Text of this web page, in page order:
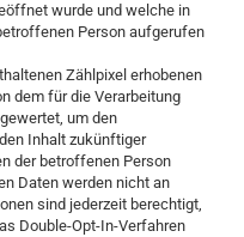
wurde und welche in
Person aufgerufen
Zählpixel erhobenen
dem für die Verarbeitung
um den
Inhalt zukünftiger
der betroffenen Person
Daten werden nicht an
sind jederzeit berechtigt,
Double-Opt-In-Verfahren